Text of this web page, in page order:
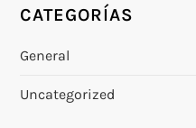
CATEGORÍAS
General
Uncategorized